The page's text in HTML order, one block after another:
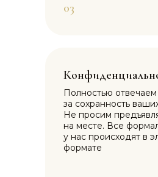
03
Полностью отвечаем
за сохранность
Не просим
на месте. Все
у нас происходят в
формате